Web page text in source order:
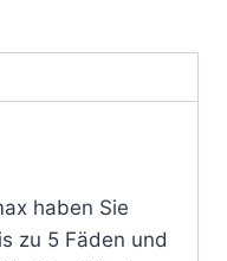
haben Sie
zu 5 Fäden und